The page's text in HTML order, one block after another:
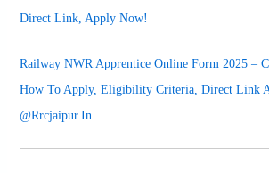
Direct Link, Apply Now!
Railway NWR Apprentice Online Form 2025 –
How To Apply, Eligibility Criteria, Direct Link
@rrcjaipur.in